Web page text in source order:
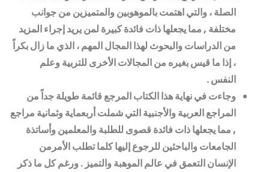
الصلة ، والتي اهتمت بالموهوبين والمتميزين من جوانب
مختلفة , مما يجعلها ذات فائدة كبيرة لمن يريد إجراء المزيد
من الدراسات والبحوث لهذا المجال المهم ، الذي ما زال بكراً
، إذا ما قيس بغيره من المجالات الأخرى للتربية وعلم
النفس.
وجاءت في نهاية هذا الكتاب المرجع قائمة طويلة جداً من
المراجع العربية والأجنبية التي شملت أربعماية وثمانية مراجع
, مما يجعلها ذات فائدة قصوى للطلبة والمعلمين وأساتذة
الجامعات والباحثين للرجوع إليها كلما تطلب الأمرمن
الإنسان التعمق في عالم الموهبة والتميز . ورغم كل ما ذكر